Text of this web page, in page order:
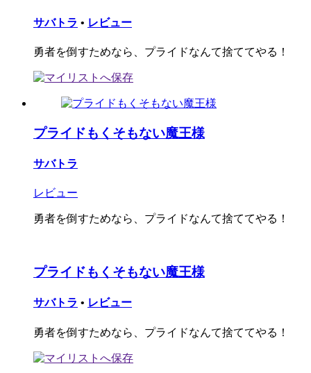
サバトラ • レビュー
勇者を倒すためなら、プライドなんて捨ててやる！
プライドもくそもない魔王様
サバトラ
レビュー
勇者を倒すためなら、プライドなんて捨ててやる！
プライドもくそもない魔王様
サバトラ • レビュー
勇者を倒すためなら、プライドなんて捨ててやる！